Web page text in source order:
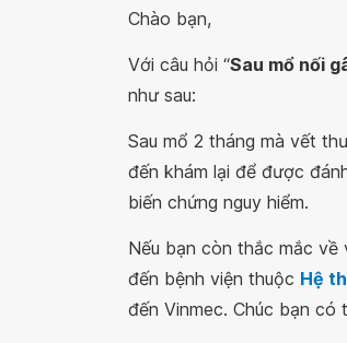
Chào bạn,
Với câu hỏi “Sau mổ nối
như sau:
Sau mổ 2 tháng mà vết
đến khám lại để được
biến chứng nguy hiểm.
Nếu bạn còn thắc mắc về
đến bệnh viện thuộc Hệ
đến Vinmec. Chúc bạn có